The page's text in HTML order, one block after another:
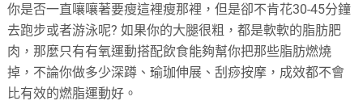
你是否一直嚷嚷著要瘦這裡瘦那裡，但是卻不肯花30-45分鐘
去跑步或者游泳呢? 如果你的大腿很粗，都是軟軟的脂肪肥
肉，那麼只有有氧運動搭配飲食能夠幫你把那些脂肪燃燒
掉，不論你做多少深蹲、瑜珈伸展、刮痧按摩，成效都不會
比有效的燃脂運動好。